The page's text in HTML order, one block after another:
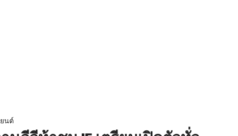
นต์